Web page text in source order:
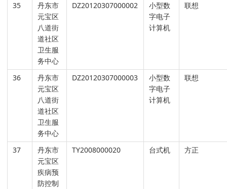
35
丹东市
元宝区
八道街
道社区
卫生服
务中心
DZ20120307000002
小型数
字电子
计算机
联想
36
丹东市
元宝区
八道街
道社区
卫生服
务中心
DZ20120307000003
小型数
字电子
计算机
联想
37
丹东市
元宝区
疾病预
防控制
TY2008000020 台式机 方正